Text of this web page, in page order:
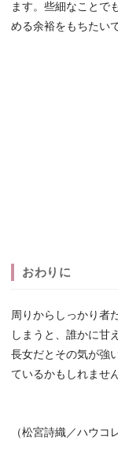
ます。些細なことで
める余裕をもちたい
おわりに
周りからしっかり者
しまうと、誰かに甘
長女だとその気が強
ているかもしれませ
（松宮詩織／ハウコ